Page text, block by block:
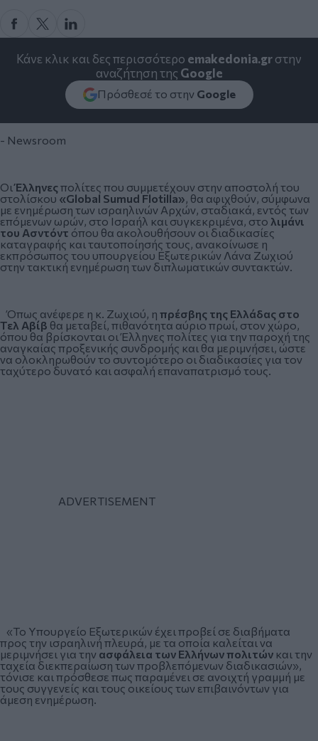
Κάνε κλικ και δες περισσότερο emakedonia.grστην
αναζήτηση της Google
Πρόσθεσέ το στην Google
- Newsroom
ΟιΈλληνεςπολίτες που συμμετέχουν στην αποστολή του
στολίσκου«Global Sumud Flotilla», θα αφιχθούν, σύμφωνα
με ενημέρωση των ισραηλινών Αρχών, σταδιακά, εντός των
επόμενων ωρών, στο Ισραήλ και συγκεκριμένα, στο λιμάνι
του Ασντόντ όπου θα ακολουθήσουν οι διαδικασίες
καταγραφής και ταυτοποίησής τους, ανακοίνωσε η
εκπρόσωπος του υπουργείου Εξωτερικών Λάνα Ζωχιού
στην τακτική ενημέρωση των διπλωματικών συντακτών.
Όπως ανέφερε η κ. Ζωχιού, η πρέσβης της Ελλάδας στο
Τελ Αβίβ θα μεταβεί, πιθανότητα αύριο πρωί, στον χώρο,
όπου θα βρίσκονται οι Έλληνες πολίτες για την παροχή της
αναγκαίας προξενικής συνδρομής και θα μεριμνήσει, ώστε
να ολοκληρωθούν το συντομότερο οι διαδικασίες για τον
ταχύτερο δυνατό και ασφαλή επαναπατρισμό τους.
«Το Υπουργείο Εξωτερικών έχει προβεί σε διαβήματα
προς την ισραηλινή πλευρά, με τα οποία καλείται να
μεριμνήσει για την ασφάλεια των Ελλήνων πολιτών και την
ταχεία διεκπεραίωση των προβλεπόμενων διαδικασιών»,
τόνισε και πρόσθεσε πως παραμένει σε ανοιχτή γραμμή με
τους συγγενείς και τους οικείους των επιβαινόντων για
άμεση ενημέρωση.